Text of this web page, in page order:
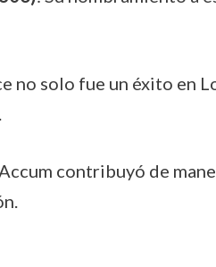
no solo fue un éxito en
contribuyó de